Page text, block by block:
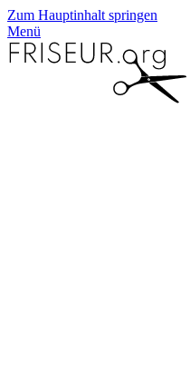
Zum Hauptinhalt springen
Menü